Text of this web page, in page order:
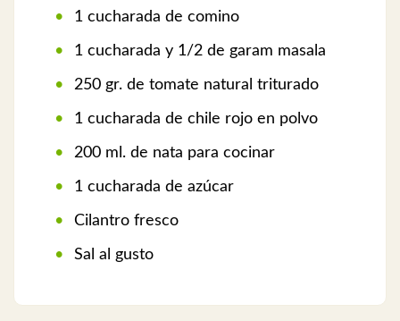
1 cucharada de comino
1 cucharada y 1/2 de garam masala
250 gr. de tomate natural triturado
1 cucharada de chile rojo en polvo
200 ml. de nata para cocinar
1 cucharada de azúcar
Cilantro fresco
Sal al gusto